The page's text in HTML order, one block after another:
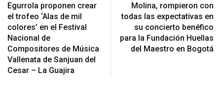
Egurrola proponen crear
el trofeo ‘Alas de mil
colores’ en el Festival
Nacional de
Compositores de Música
Vallenata de Sanjuan del
Cesar – La Guajira
Molina, rompieron con
todas las expectativas en
su concierto benéfico
para la Fundación Huellas
del Maestro en Bogotá